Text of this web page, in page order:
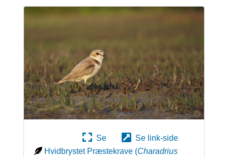
Se
Se link-side
Hvidbrystet Præstekrave (Charadrius